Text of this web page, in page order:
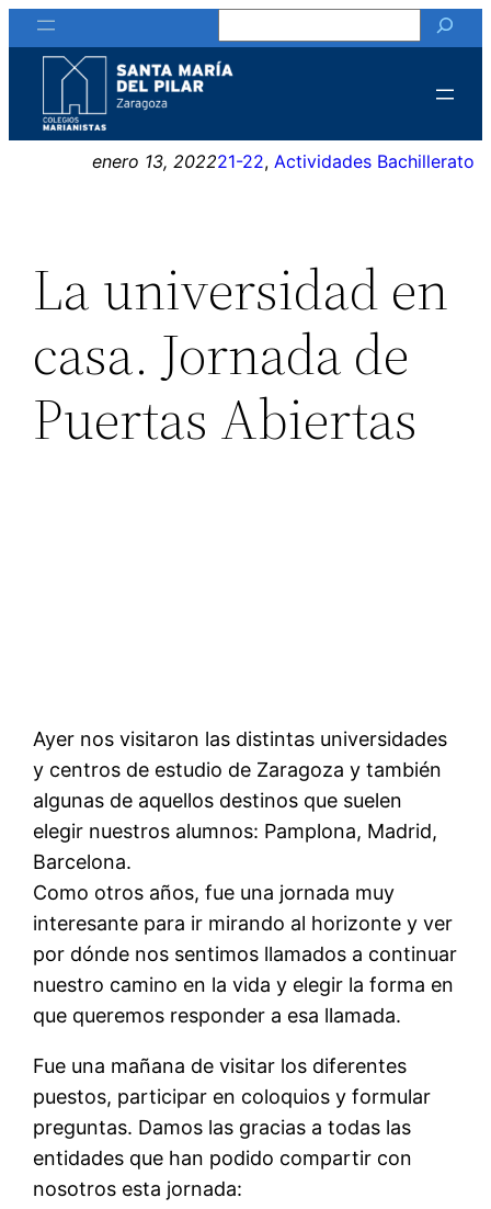
Saltar
al
contenido
enero 13, 202221-22, Actividades Bachillerato
La universidad en
casa. Jornada de
Puertas Abiertas
Ayer nos visitaron las distintas universidades
y centros de estudio de Zaragoza y también
algunas de aquellos destinos que suelen
elegir nuestros alumnos: Pamplona, Madrid,
Barcelona.
Como otros años, fue una jornada muy
interesante para ir mirando al horizonte y ver
por dónde nos sentimos llamados a continuar
nuestro camino en la vida y elegir la forma en
que queremos responder a esa llamada.
Fue una mañana de visitar los diferentes
puestos, participar en coloquios y formular
preguntas. Damos las gracias a todas las
entidades que han podido compartir con
nosotros esta jornada: